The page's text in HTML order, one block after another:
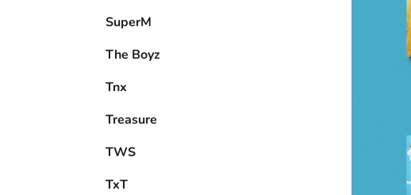
SuperM
The Boyz
Tnx
Treasure
TWS
TxT